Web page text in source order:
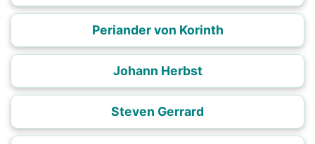
Periander von Korinth
Johann Herbst
Steven Gerrard